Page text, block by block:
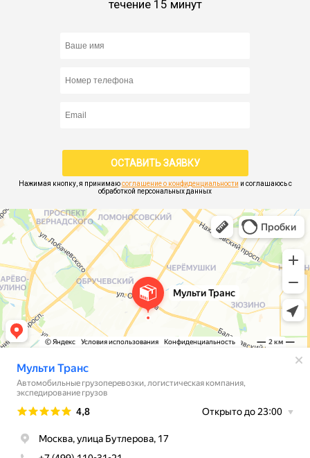
течение 15 минут
Нажимая кнопку, я принимаюсоглашение о конфиденциальности и соглашаюсь с
обработкой персональных данных